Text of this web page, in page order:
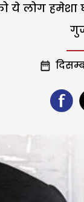
लोग हमेशा